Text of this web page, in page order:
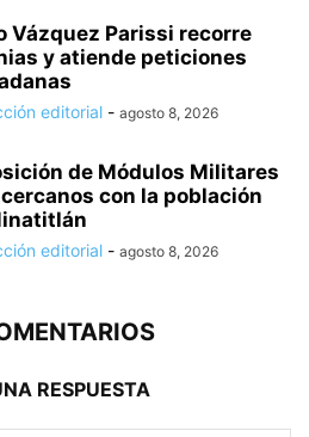
Vázquez Parissi recorre
y atiende peticiones
editorial - agosto 8, 2026
de Módulos Militares
con la población
editorial - agosto 8, 2026
RESPUESTA